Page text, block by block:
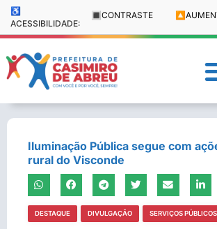
♿
ACESSIBILIDADE:
🔳 CONTRASTE 🔼
Iluminação Pública segue com
rural do Visconde
DESTAQUE DIVULGAÇÃO SERVIÇOS PÚBLICOS